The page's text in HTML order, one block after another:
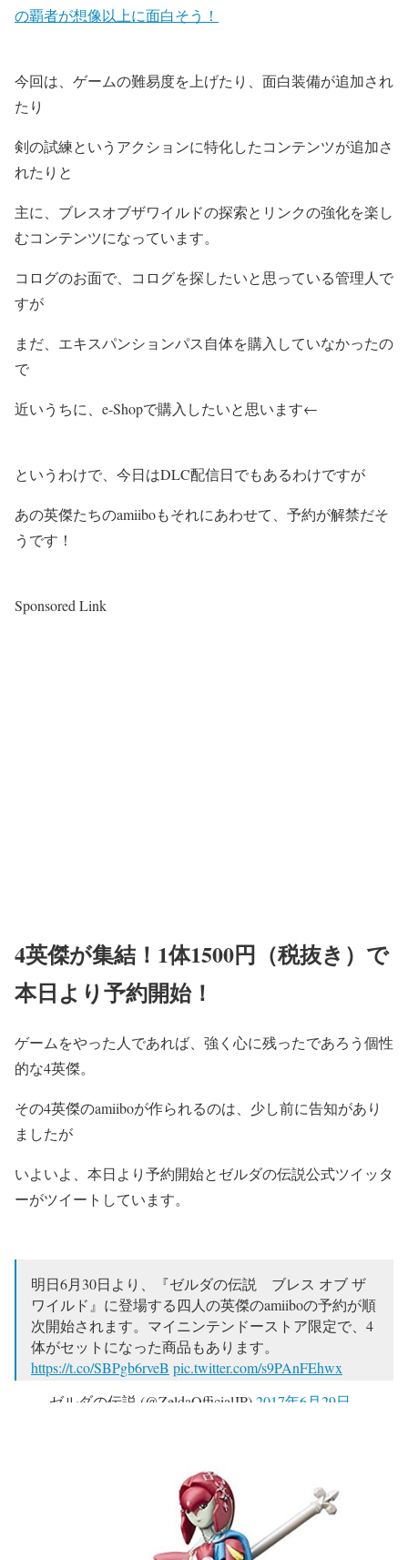
の覇者が想像以上に面白そう！
今回は、ゲームの難易度を上げたり、面白装備が追加され
たり
剣の試練というアクションに特化したコンテンツが追加さ
れたりと
主に、ブレスオブザワイルドの探索とリンクの強化を楽し
むコンテンツになっています。
コログのお面で、コログを探したいと思っている管理人で
すが
まだ、エキスパンションパス自体を購入していなかったの
で
近いうちに、e-Shopで購入したいと思います←
というわけで、今日はDLC配信日でもあるわけですが
あの英傑たちのamiiboもそれにあわせて、予約が解禁だそ
うです！
Sponsored Link
4英傑が集結！1体1500円（税抜き）で
本日より予約開始！
ゲームをやった人であれば、強く心に残ったであろう個性
的な4英傑。
その4英傑のamiiboが作られるのは、少し前に告知があり
ましたが
いよいよ、本日より予約開始とゼルダの伝説公式ツイッタ
ーがツイートしています。
明日6月30日より、『ゼルダの伝説 ブレス オブ ザ
ワイルド』に登場する四人の英傑のamiiboの予約が順
次開始されます。マイニンテンドーストア限定で、4
体がセットになった商品もあります。
https://t.co/SBPgb6rveB pic.twitter.com/s9PAnFEhwx
— ゼルダの伝説 (@ZeldaOfficialJP)2017年6月29日